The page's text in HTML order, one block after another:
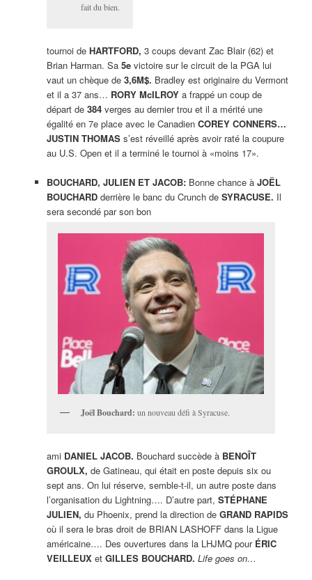
fait du bien.
tournoi de HARTFORD, 3 coups devant Zac Blair (62) et
Brian Harman. Sa 5evictoire sur le circuit de la PGA lui
vaut un chèque de 3,6M$. Bradley est originaire du Vermont
et il a 37 ans… RORY McILROYa frappé un coup de
départ de 384verges au dernier trou et il a mérité une
égalité en 7e place avec le Canadien COREY CONNERS…
JUSTIN THOMASs’est réveillé après avoir raté la coupure
au U.S. Open et il a terminé le tournoi à «moins 17».
BOUCHARD, JULIEN ET JACOB: Bonne chance à JOËL
BOUCHARDderrière le banc du Crunch de SYRACUSE. Il
sera secondé par son bon
Joël Bouchard: un nouveau défi à Syracuse.
ami DANIEL JACOB. Bouchard succède à BENOÎT
GROULX, de Gatineau, qui était en poste depuis six ou
sept ans. On lui réserve, semble-t-il, un autre poste dans
l’organisation du Lightning…. D’autre part, STÉPHANE
JULIEN, du Phoenix, prend la direction de GRAND RAPIDS
où il sera le bras droit de BRIAN LASHOFF dans la Ligue
américaine…. Des ouvertures dans la LHJMQ pour ÉRIC
VEILLEUXet GILLES BOUCHARD. Life goes on…